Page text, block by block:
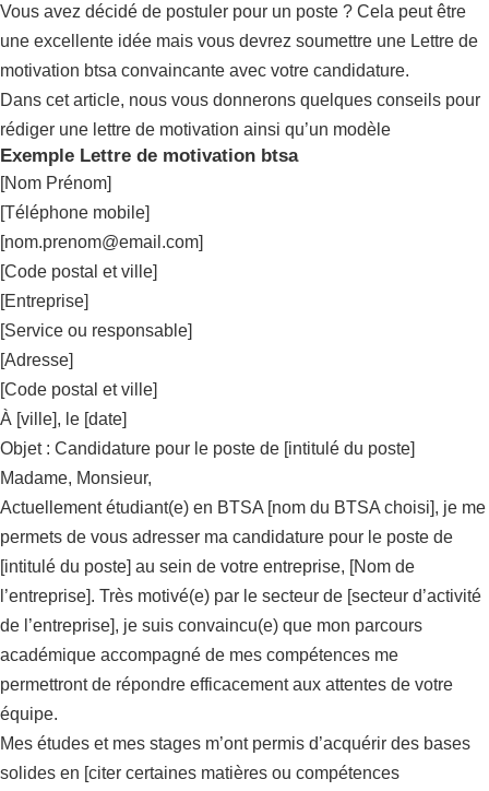
Vous avez décidé de postuler pour un poste ? Cela peut être
une excellente idée mais vous devrez soumettre une Lettre de
motivation btsa convaincante avec votre candidature.
Dans cet article, nous vous donnerons quelques conseils pour
rédiger une lettre de motivation ainsi qu’un modèle
Exemple Lettre de motivation btsa
[Nom Prénom]
[Téléphone mobile]
[nom.prenom@email.com]
[Code postal et ville]
[Entreprise]
[Service ou responsable]
[Adresse]
[Code postal et ville]
À [ville], le [date]
Objet : Candidature pour le poste de [intitulé du poste]
Madame, Monsieur,
Actuellement étudiant(e) en BTSA [nom du BTSA choisi], je me
permets de vous adresser ma candidature pour le poste de
[intitulé du poste] au sein de votre entreprise, [Nom de
l’entreprise]. Très motivé(e) par le secteur de [secteur d’activité
de l’entreprise], je suis convaincu(e) que mon parcours
académique accompagné de mes compétences me
permettront de répondre efficacement aux attentes de votre
équipe.
Mes études et mes stages m’ont permis d’acquérir des bases
solides en [citer certaines matières ou compétences